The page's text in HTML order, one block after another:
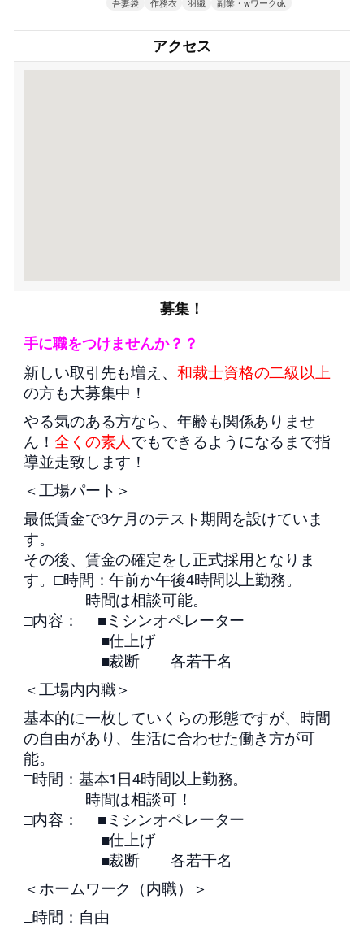
アクセス
募集！
手に職をつけませんか？？
新しい取引先も増え、 和裁士資格の二級以上
の方も大募集中！
やる気のある方なら、年齢も関係ありませ
ん！ 全くの素人でもできるようになるまで指
導並走致します！
＜工場パート＞
最低賃金で3ケ月のテスト期間を設けていま
す。
その後、賃金の確定をし正式採用となりま
す。□時間：午前か午後4時間以上勤務。
時間は相談可能。
□内容： ■ミシンオペレーター
■仕上げ
■裁断 各若干名
＜工場内内職＞
基本的に一枚していくらの形態ですが、時間
の自由があり、生活に合わせた働き方が可
能。
□時間：基本1日4時間以上勤務。
時間は相談可！
□内容： ■ミシンオペレーター
■仕上げ
■裁断 各若干名
＜ホームワーク（内職）＞
□時間：自由